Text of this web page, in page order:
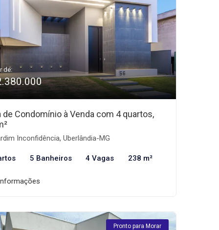
de:
de Condomínio à Venda com 4 quartos,
Inconfidência, Uberlândia-MG
5 Banheiros 4 Vagas 238 m²
Pronto para Morar